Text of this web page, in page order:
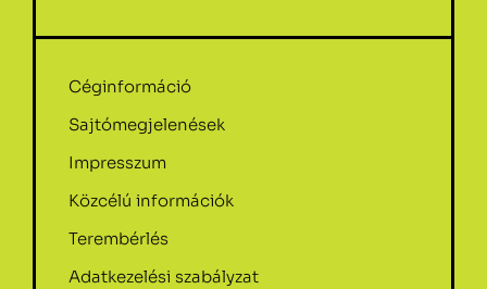
Céginformáció
Sajtómegjelenések
Impresszum
Közcélú információk
Terembérlés
Adatkezelési szabályzat